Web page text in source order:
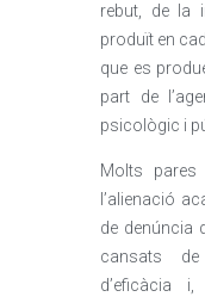
rebut, de la
produït en
que es
part de
psicològic i
Molts
l’alienació
de denúncia
cansats
d’eficàcia